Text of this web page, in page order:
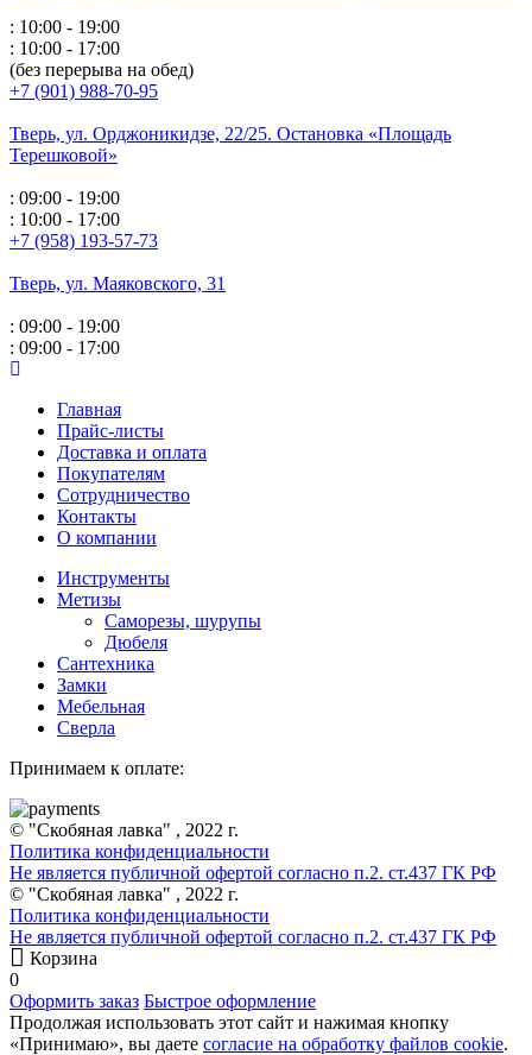
: 10:00 - 19:00
: 10:00 - 17:00
(без перерыва на обед)
+7 (901) 988-70-95
Тверь, ул. Орджоникидзе, 22/25. Остановка «Площадь
Терешковой»
: 09:00 - 19:00
: 10:00 - 17:00
+7 (958) 193-57-73
Тверь, ул. Маяковского, 31
: 09:00 - 19:00
: 09:00 - 17:00
Главная
Прайс-листы
Доставка и оплата
Покупателям
Сотрудничество
Контакты
О компании
Инструменты
Метизы
Саморезы, шурупы
Дюбеля
Сантехника
Замки
Мебельная
Сверла
Принимаем к оплате:
© "Скобяная лавка" , 2022 г.
Политика конфиденциальности
Не является публичной офертой согласно п.2. ст.437 ГК РФ
© "Скобяная лавка" , 2022 г.
Политика конфиденциальности
Не является публичной офертой согласно п.2. ст.437 ГК РФ
Корзина
0
Оформить заказ Быстрое оформление
Продолжая использовать этот сайт и нажимая кнопку
«Принимаю», вы даете согласие на обработку файлов cookie.